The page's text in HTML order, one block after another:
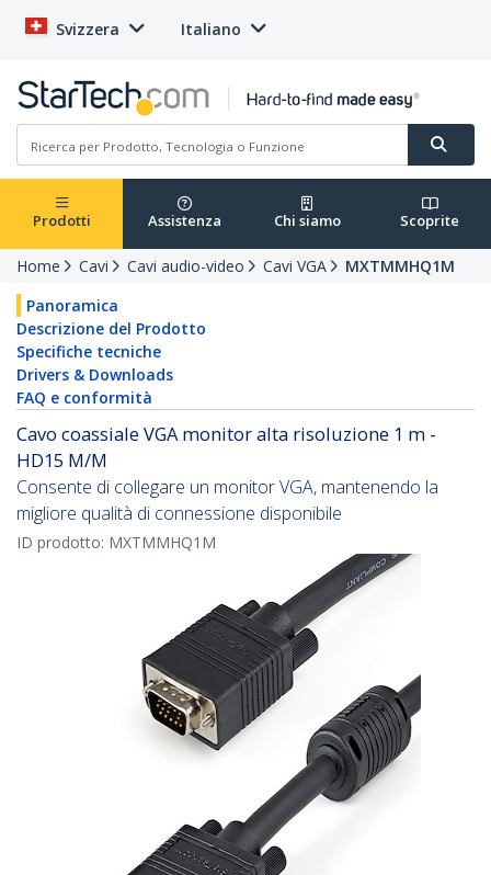
Svizzera Italiano
Prodotti Assistenza Chi siamo Scoprite
Home Cavi Cavi audio-video Cavi VGA
MXTMMHQ1M
Panoramica
Descrizione del Prodotto
Specifiche tecniche
Drivers & Downloads
FAQ e conformità
Cavo coassiale VGA monitor alta risoluzione 1 m -
HD15 M/M
Consente di collegare un monitor VGA, mantenendo la
migliore qualità di connessione disponibile
ID prodotto: MXTMMHQ1M